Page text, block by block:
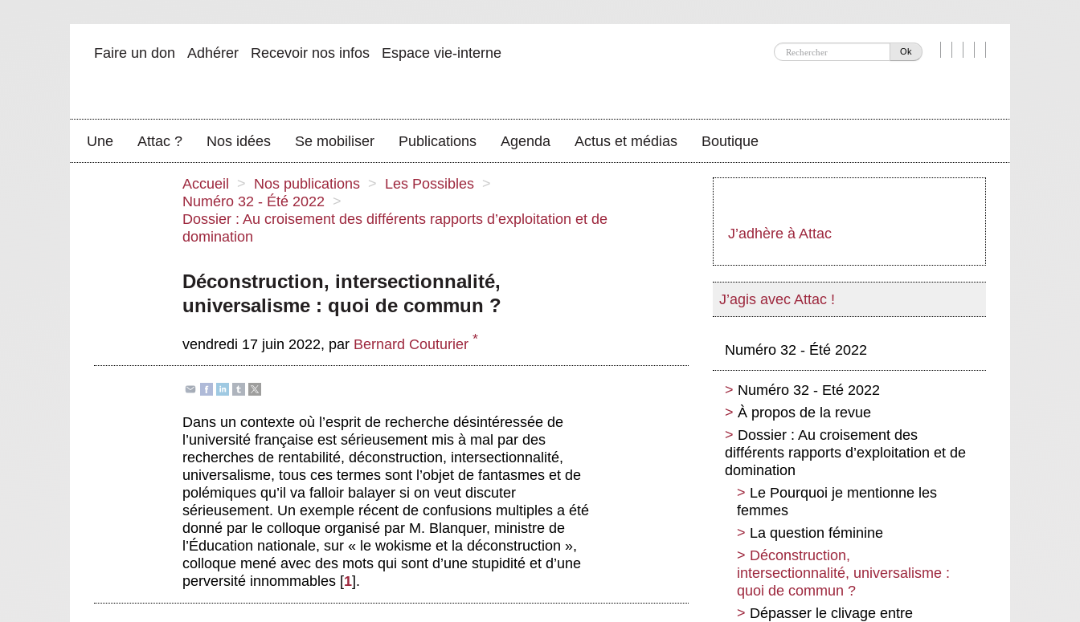
Ok
Faire un don Adhérer Recevoir nos infos Espace vie-interne
Une Attac ? Nos idées Se mobiliser Publications Agenda Actus et médias Boutique
Accueil > Nos publications > Les Possibles >
Numéro 32 - Été 2022 >
Dossier : Au croisement des différents rapports d’exploitation et de
domination
Déconstruction, intersectionnalité,
universalisme : quoi de commun ?
vendredi 17 juin 2022, par Bernard Couturier *
Dans un contexte où l’esprit de recherche désintéressée de
l’université française est sérieusement mis à mal par des
recherches de rentabilité, déconstruction, intersectionnalité,
universalisme, tous ces termes sont l’objet de fantasmes et de
polémiques qu’il va falloir balayer si on veut discuter
sérieusement. Un exemple récent de confusions multiples a été
donné par le colloque organisé par M. Blanquer, ministre de
l’Éducation nationale, sur « le wokisme et la déconstruction »,
colloque mené avec des mots qui sont d’une stupidité et d’une
perversité innommables [1].
J’adhère à Attac
J’agis avec Attac !
Numéro 32 - Été 2022
Numéro 32 - Eté 2022
À propos de la revue
Dossier : Au croisement des
différents rapports d’exploitation et de
domination
Le Pourquoi je mentionne les
femmes
La question féminine
Déconstruction,
intersectionnalité, universalisme :
quoi de commun ?
Dépasser le clivage entre